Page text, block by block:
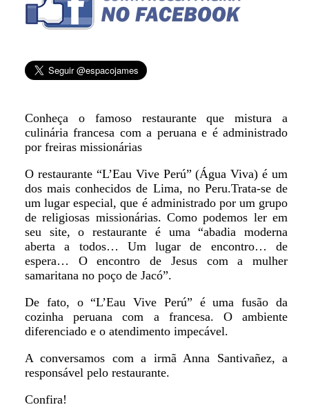
Conheça o famoso restaurante que mistura a
culinária francesa com a peruana e é administrado
por freiras missionárias
O restaurante “L’Eau Vive Perú” (Água Viva) é um
dos mais conhecidos de Lima, no Peru.Trata-se de
um lugar especial, que é administrado por um grupo
de religiosas missionárias. Como podemos ler em
seu site, o restaurante é uma “abadia moderna
aberta a todos… Um lugar de encontro… de
espera… O encontro de Jesus com a mulher
samaritana no poço de Jacó”.
De fato, o “L’Eau Vive Perú” é uma fusão da
cozinha peruana com a francesa. O ambiente
diferenciado e o atendimento impecável.
A conversamos com a irmã Anna Santivañez, a
responsável pelo restaurante.
Confira!